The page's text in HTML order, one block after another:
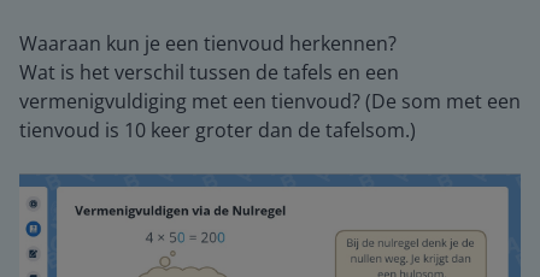
Waaraan kun je een tienvoud herkennen?
Wat is het verschil tussen de tafels en een
vermenigvuldiging met een tienvoud? (De som met een
tienvoud is 10 keer groter dan de tafelsom.)